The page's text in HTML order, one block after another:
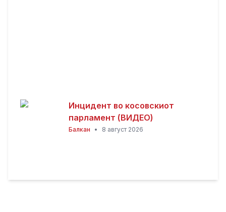
Инцидент во косовскиот
парламент (ВИДЕО)
Балкан • 8 август 2026